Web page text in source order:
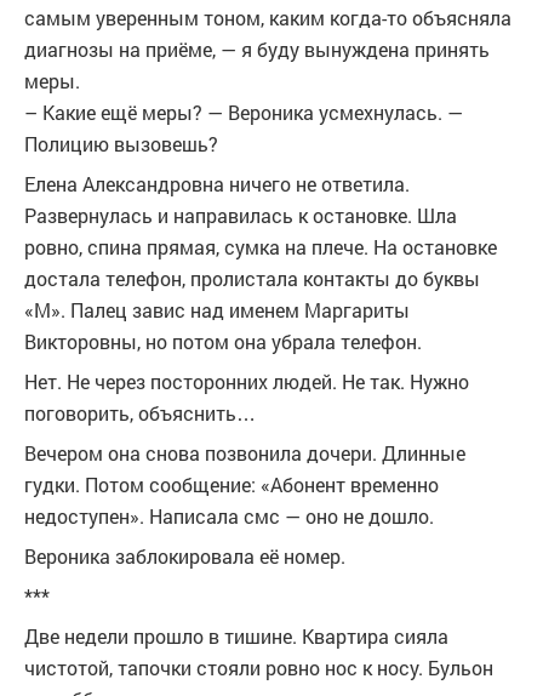
самым уверенным тоном, каким когда-то объясняла
диагнозы на приёме, — я буду вынуждена принять
меры.
– Какие ещё меры? — Вероника усмехнулась. —
Полицию вызовешь?
Елена Александровна ничего не ответила.
Развернулась и направилась к остановке. Шла
ровно, спина прямая, сумка на плече. На остановке
достала телефон, пролистала контакты до буквы
«М». Палец завис над именем Маргариты
Викторовны, но потом она убрала телефон.
Нет. Не через посторонних людей. Не так. Нужно
поговорить, объяснить…
Вечером она снова позвонила дочери. Длинные
гудки. Потом сообщение: «Абонент временно
недоступен». Написала смс — оно не дошло.
Вероника заблокировала её номер.
***
Две недели прошло в тишине. Квартира сияла
чистотой, тапочки стояли ровно нос к носу. Бульон